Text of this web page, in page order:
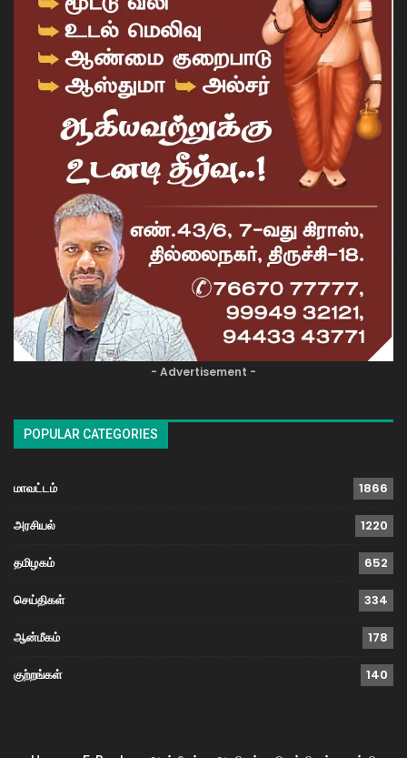
- Advertisement -
POPULAR CATEGORIES
மாவட்டம் 1866
அரசியல் 1220
தமிழகம் 652
செய்திகள் 334
ஆன்மீகம் 178
குற்றங்கள் 140